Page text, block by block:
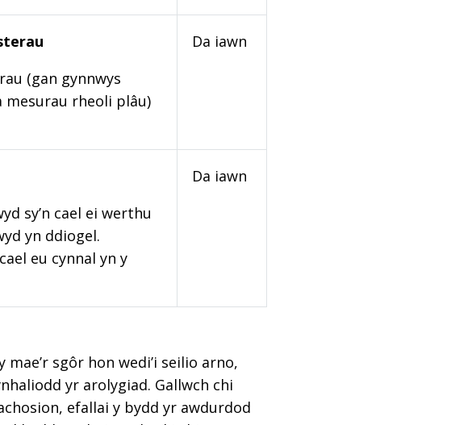
(gan gynnwys
mesurau rheoli plâu)
Da iawn
sy’n cael ei werthu
yn ddiogel.
eu cynnal yn y
Da iawn
sgôr hon wedi’i seilio arno,
yr arolygiad. Gallwch chi
efallai y bydd yr awdurdod